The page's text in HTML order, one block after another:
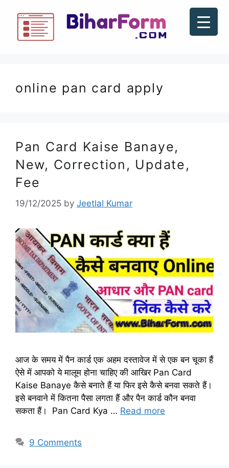
online pan card apply
Pan Card Kaise Banaye,
New, Correction, Update,
Fee
19/12/2025 by Jeetlal Kumar
आज के समय में पैन कार्ड एक अहम दस्तावेज में से एक बन चूका हैं
ऐसे में आपको ये मालूम होना चाहिए की आखिर Pan Card
Kaise Banaye कैसे बनाते हैं या फिर इसे कैसे बनवा सकते हैं।
इसे बनवाने में कितना पैसा लगता हैं और पैन कार्ड कौन बनवा
सकता हैं। Pan Card Kya … Read more
9 Comments